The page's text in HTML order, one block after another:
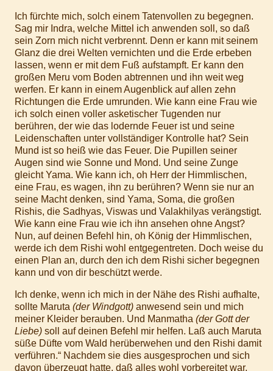
Ich fürchte mich, solch einem Tatenvollen zu begegnen.
Sag mir Indra, welche Mittel ich anwenden soll, so daß
sein Zorn mich nicht verbrennt. Denn er kann mit seinem
Glanz die drei Welten vernichten und die Erde erbeben
lassen, wenn er mit dem Fuß aufstampft. Er kann den
großen Meru vom Boden abtrennen und ihn weit weg
werfen. Er kann in einem Augenblick auf allen zehn
Richtungen die Erde umrunden. Wie kann eine Frau wie
ich solch einen voller asketischer Tugenden nur
berühren, der wie das lodernde Feuer ist und seine
Leidenschaften unter vollständiger Kontrolle hat? Sein
Mund ist so heiß wie das Feuer. Die Pupillen seiner
Augen sind wie Sonne und Mond. Und seine Zunge
gleicht Yama. Wie kann ich, oh Herr der Himmlischen,
eine Frau, es wagen, ihn zu berühren? Wenn sie nur an
seine Macht denken, sind Yama, Soma, die großen
Rishis, die Sadhyas, Viswas und Valakhilyas verängstigt.
Wie kann eine Frau wie ich ihn ansehen ohne Angst?
Nun, auf deinen Befehl hin, oh König der Himmlischen,
werde ich dem Rishi wohl entgegentreten. Doch weise du
einen Plan an, durch den ich dem Rishi sicher begegnen
kann und von dir beschützt werde.
Ich denke, wenn ich mich in der Nähe des Rishi aufhalte,
sollte Maruta (der Windgott) anwesend sein und mich
meiner Kleider berauben. Und Manmatha (der Gott der
Liebe) soll auf deinen Befehl mir helfen. Laß auch Maruta
süße Düfte vom Wald herüberwehen und den Rishi damit
verführen.“ Nachdem sie dies ausgesprochen und sich
davon überzeugt hatte, daß alles wohl vorbereitet war,